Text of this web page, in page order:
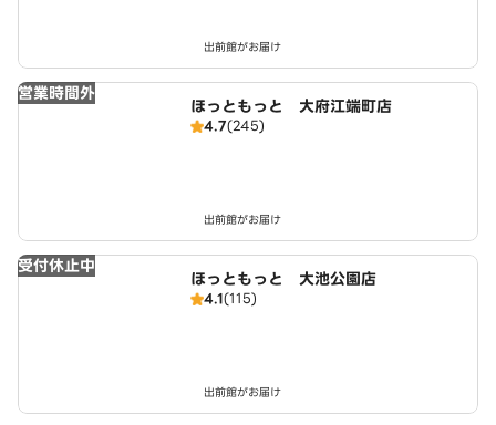
出前館がお届け
営業時間外
ほっともっと 大府江端町店
4.7(245)
出前館がお届け
受付休止中
ほっともっと 大池公園店
4.1(115)
出前館がお届け